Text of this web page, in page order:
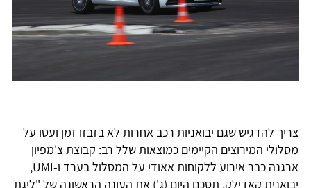
צריך להדגיש שגם יבואניות רכב אחרות לא בזבזו זמן ועטו על
מסלולי המירוצים הקיימים כמוצאות שלל רב: קבוצת צ'מפיון
ארגנה כבר אירוע ללקוחות אאודי על המסלול בערד ו-UMI,
יבואנית קאדילק, תסכם היום (ג') את העונה הראשונה של "ליגת